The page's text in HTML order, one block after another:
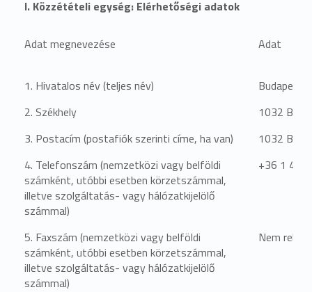
I. Közzétételi egység: Elérhetőségi adatok
Adat megnevezése Adat
1. Hivatalos név (teljes név)
Budapesti
2. Székhely
1032
3. Postacím (postafiók szerinti címe, ha van)
1032
4. Telefonszám (nemzetközi vagy belföldi
számként, utóbbi esetben körzetszámmal,
illetve szolgáltatás- vagy hálózatkijelölő
számmal)
+36 1 430
5. Faxszám (nemzetközi vagy belföldi
számként, utóbbi esetben körzetszámmal,
illetve szolgáltatás- vagy hálózatkijelölő
számmal)
Nem